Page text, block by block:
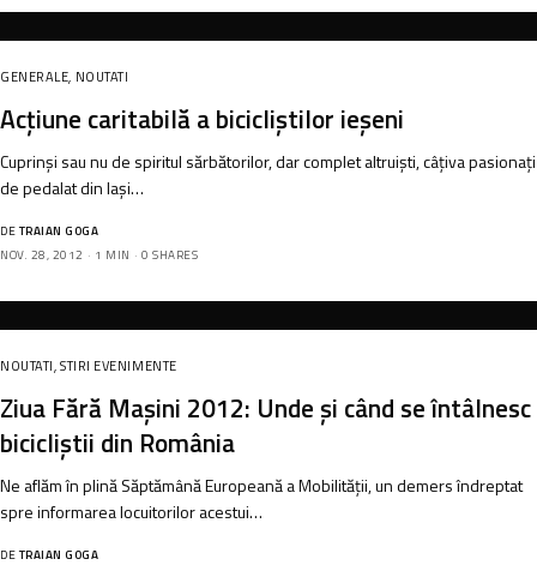
GENERALE, NOUTATI
Acțiune caritabilă a bicicliștilor ieșeni
Cuprinși sau nu de spiritul sărbătorilor, dar complet altruiști, câțiva pasionați
de pedalat din Iași…
DE TRAIAN GOGA
NOV. 28, 2012
1 MIN 0 SHARES
NOUTATI,STIRI EVENIMENTE
Ziua Fără Mașini 2012: Unde și când se întâlnesc
bicicliștii din România
Ne aflăm în plină Săptămână Europeană a Mobilității, un demers îndreptat
spre informarea locuitorilor acestui…
DE TRAIAN GOGA